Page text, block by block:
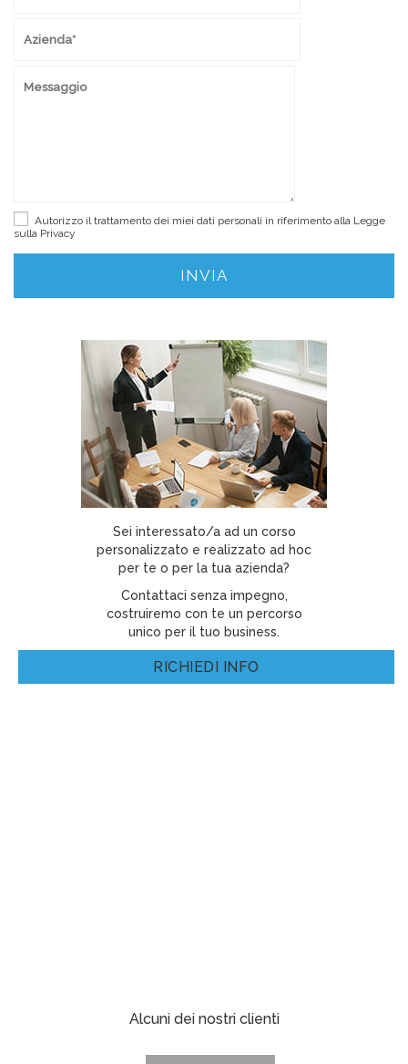
Autorizzo il trattamento dei miei dati personali in riferimento alla Legge
sulla Privacy
Sei interessato/a ad un corso
personalizzato e realizzato ad hoc
per te o per la tua azienda?
Contattaci senza impegno,
costruiremo con te un percorso
unico per il tuo business.
RICHIEDI INFO
Alcuni dei nostri clienti